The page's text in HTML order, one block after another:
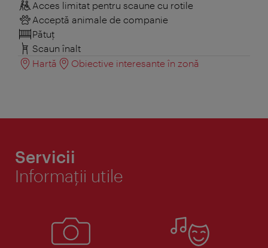
Acces limitat pentru scaune cu rotile
Acceptă animale de companie
Pătuţ
Scaun înalt
Hartă
Obiective interesante în zonă
Servicii
Informaţii utile